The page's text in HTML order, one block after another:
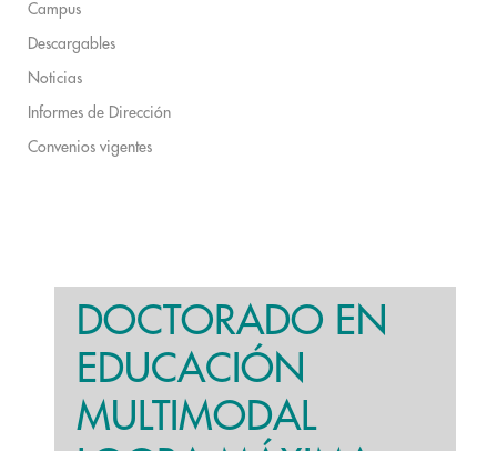
Campus
Descargables
Noticias
Informes de Dirección
Convenios vigentes
DOCTORADO EN
EDUCACIÓN
MULTIMODAL